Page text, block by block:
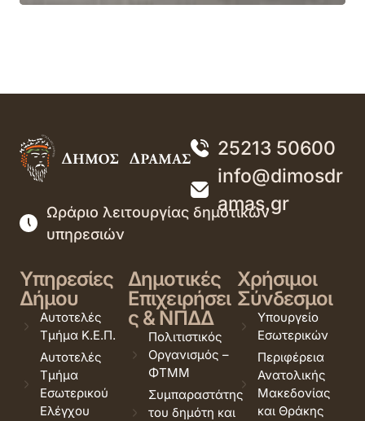
25213 50600
info@dimosdr
amas.gr
Ωράριο λειτουργίας δημοτικών
υπηρεσιών
Υπηρεσίες
Δήμου
Αυτοτελές
Τμήμα Κ.Ε.Π.
Αυτοτελές
Τμήμα
Εσωτερικού
Ελέγχου
Δημοτικές
Επιχειρήσει
ς & ΝΠΔΔ
Πολιτιστικός
Οργανισμός –
ΦΤΜΜ
Συμπαραστάτης
του δημότη και
Χρήσιμοι
Σύνδεσμοι
Υπουργείο
Εσωτερικών
Περιφέρεια
Ανατολικής
Μακεδονίας
και Θράκης